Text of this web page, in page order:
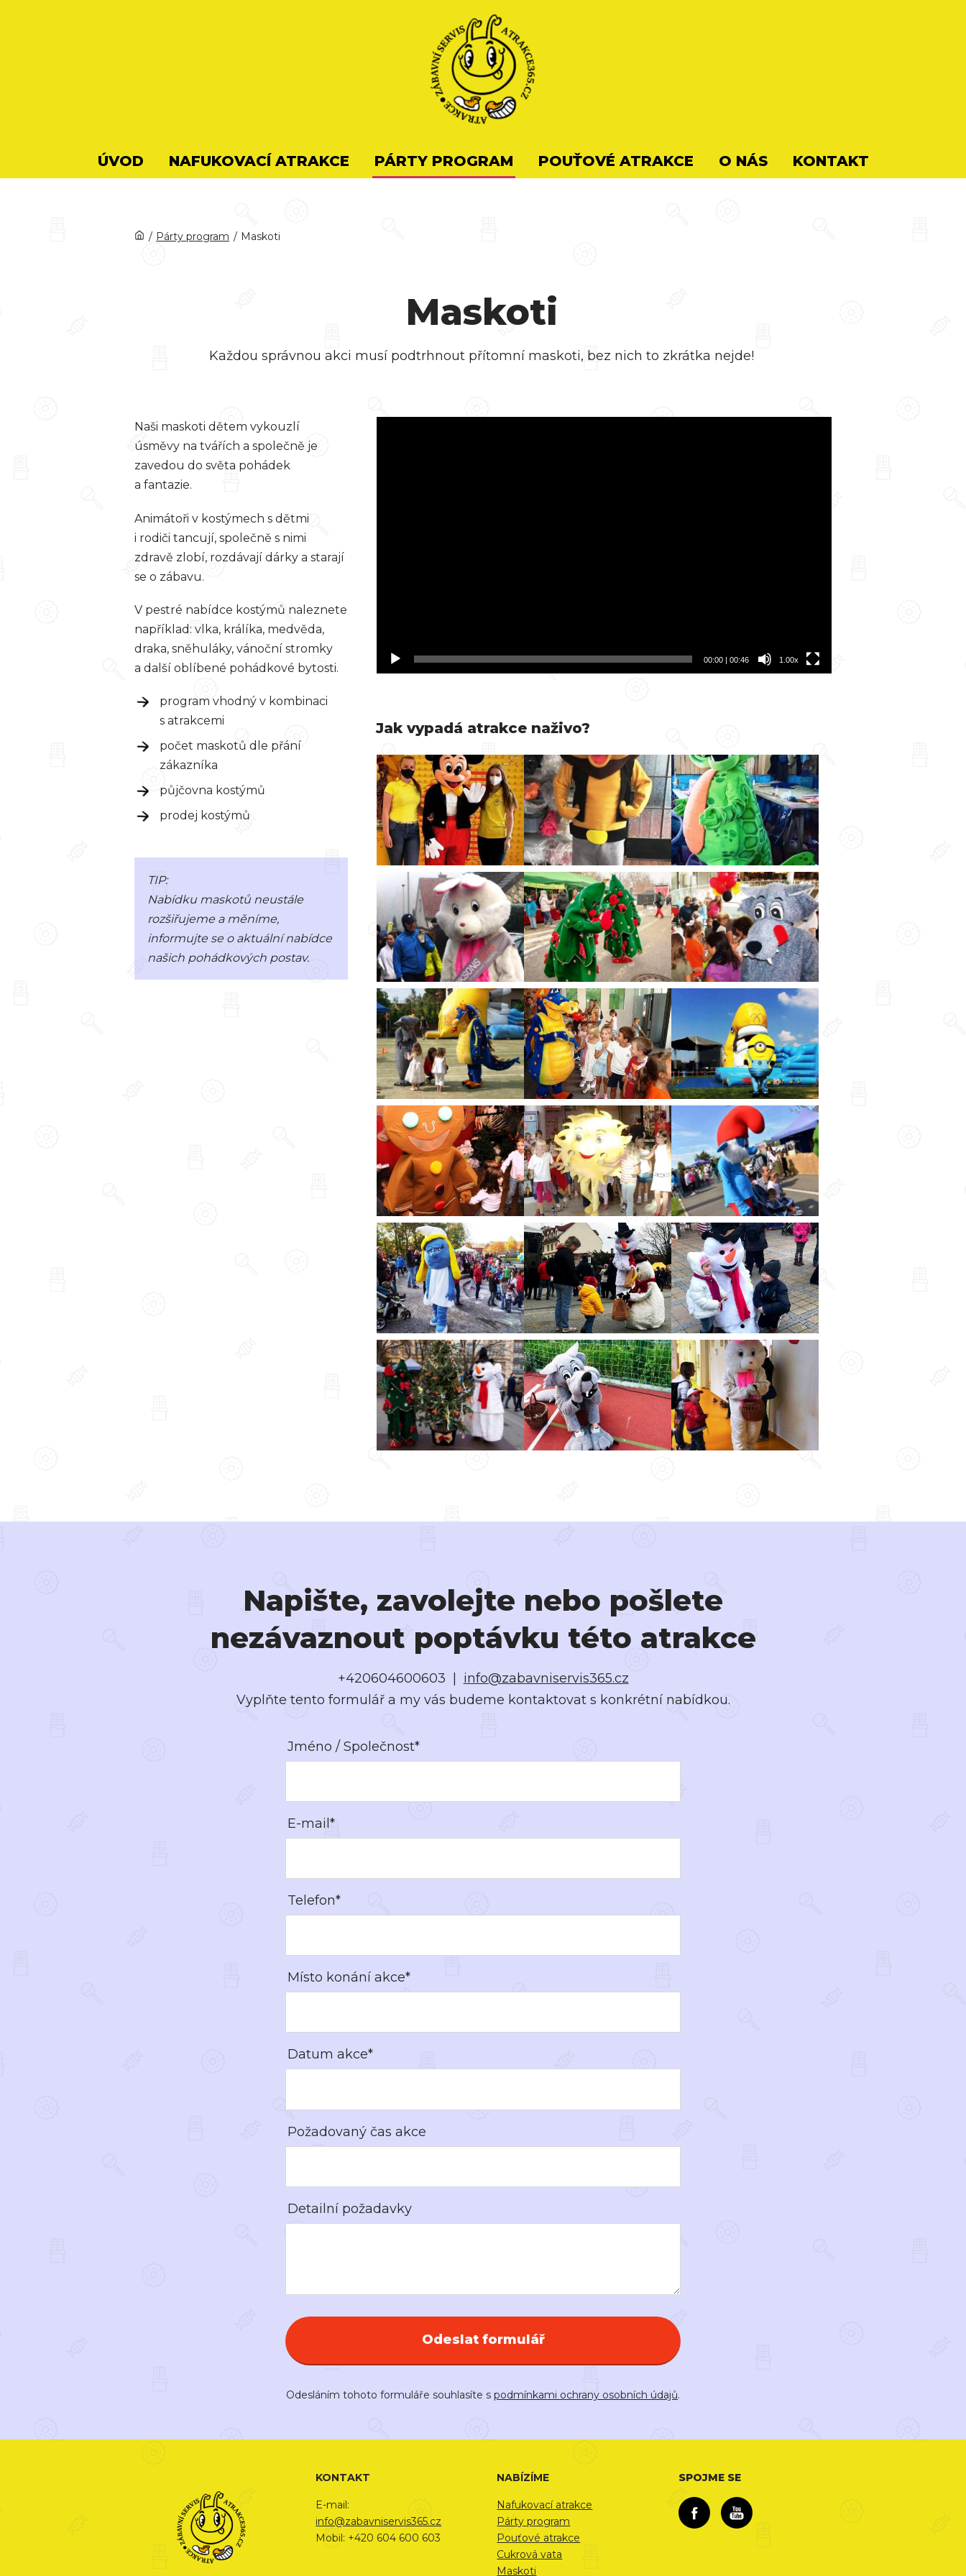
ÚVOD NAFUKOVACÍ ATRAKCE PÁRTY PROGRAM POUŤOVÉ ATRAKCE O NÁS KONTAKT
/ Párty program / Maskoti
Maskoti
Každou správnou akci musí podtrhnout přítomní maskoti, bez nich to zkrátka nejde!
Naši maskoti dětem vykouzlí
úsměvy na tvářích a společně je
zavedou do světa pohádek
a fantazie.
Animátoři v kostýmech s dětmi
i rodiči tancují, společně s nimi
zdravě zlobí, rozdávají dárky a starají
se o zábavu.
V pestré nabídce kostýmů naleznete
například: vlka, králíka, medvěda,
draka, sněhuláky, vánoční stromky
a další oblíbené pohádkové bytosti.
program vhodný v kombinaci
s atrakcemi
počet maskotů dle přání
zákazníka
půjčovna kostýmů
prodej kostýmů
TIP:
Nabídku maskotů neustále
rozšiřujeme a měníme,
informujte se o aktuální nabídce
našich pohádkových postav.
00:00 | 00:46 1.00x
Jak vypadá atrakce naživo?
Napište, zavolejte nebo pošlete
nezávaznout poptávku této atrakce
+420604600603 | info@zabavniservis365.cz
Vyplňte tento formulář a my vás budeme kontaktovat s konkrétní nabídkou.
Jméno / Společnost*
E-mail*
Telefon*
Místo konání akce*
Datum akce*
Požadovaný čas akce
Detailní požadavky
Odeslat formulář
Odesláním tohoto formuláře souhlasíte s podmínkami ochrany osobních údajů.
KONTAKT
E-mail:
info@zabavniservis365.cz
Mobil: +420 604 600 603
NABÍZÍME
Nafukovací atrakce
Párty program
Pouťové atrakce
Cukrová vata
Maskoti
SPOJME SE